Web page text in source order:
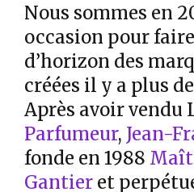
Nous sommes en
occasion pour
d’horizon des
créées il y a plus
Après avoir vendu
Parfumeur, Jean-
fonde en 1988
Gantier et